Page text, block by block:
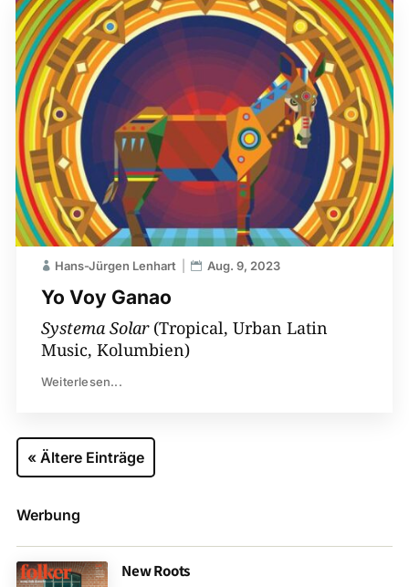
Yo Voy Ganao
Hans-Jürgen Lenhart Aug. 9, 2023
Systema Solar (Tropical, Urban Latin
Music, Kolumbien)
Weiterlesen...
« Ältere Einträge
Werbung
New Roots